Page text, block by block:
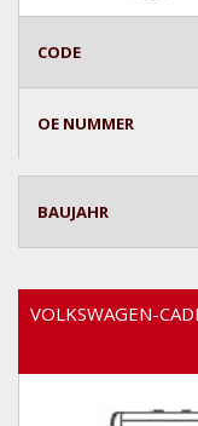
CODE
OE NUMMER
BAUJAHR
VOLKSWAGEN-